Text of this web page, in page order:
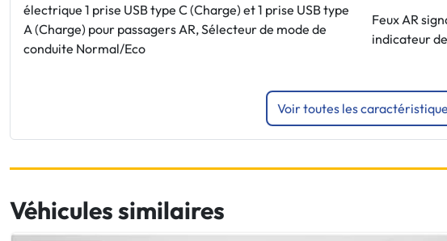
électrique 1 prise USB type C (Charge) et 1 prise USB type
A (Charge) pour passagers AR, Sélecteur de mode de
conduite Normal/Eco
Feux AR
indicateur
Voir toutes les
Véhicules similaires